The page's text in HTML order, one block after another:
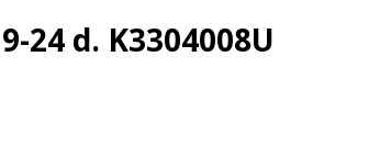
24 d. K3304008U